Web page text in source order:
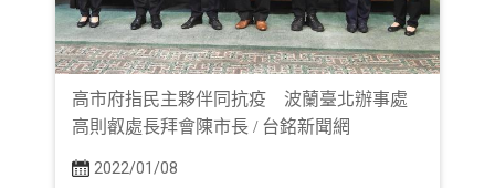
高市府指民主夥伴同抗疫 波蘭臺北辦事處
高則叡處長拜會陳市長 / 台銘新聞網
2022/01/08